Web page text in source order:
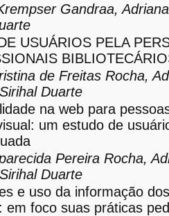
Gandraa,
USUÁRIOS PELA
de Freitas Rocha,
Duarte
na web para
um estudo de
Pereira Rocha,
Duarte
e uso da informação
em foco suas práticas